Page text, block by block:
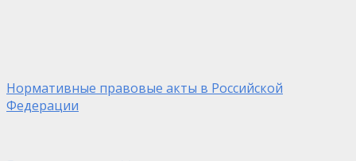
Нормативные правовые акты в Российской
Федерации